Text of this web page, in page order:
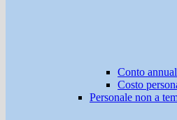
Conto
Costo
Personale non a